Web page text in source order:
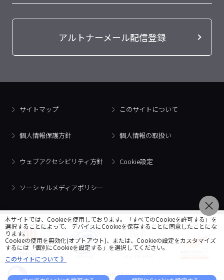
アルトナーメール配信登録
サイトマップ このサイトについて
個人情報保護方針 個人情報の取扱い
ウェブアクセシビリティ方針 Cookie設定
ソーシャルメディアポリシー
© 2018 Artner Co., Ltd. All Rights Reserved.
本サイトでは、Cookieを使用しております。「すべてのCookieを許可する」を
選択することによって、 デバイスにCookieを保存することに同意したことにな
ります。
Cookieの使用を無効化(オプトアウト)、または、Cookieの設定をカスタマイズ
するには「個別にCookieを設定する」を選択してください。
このサイトについて 》